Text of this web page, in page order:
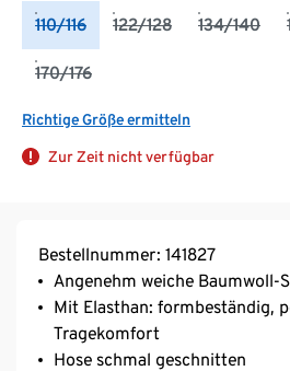
110/116 122/128 134/140
170/176
Richtige Größe ermitteln
Zur Zeit nicht verfügbar
Bestellnummer: 141827
Angenehm weiche
Mit Elasthan: formbeständig,
Tragekomfort
Hose schmal geschnitten